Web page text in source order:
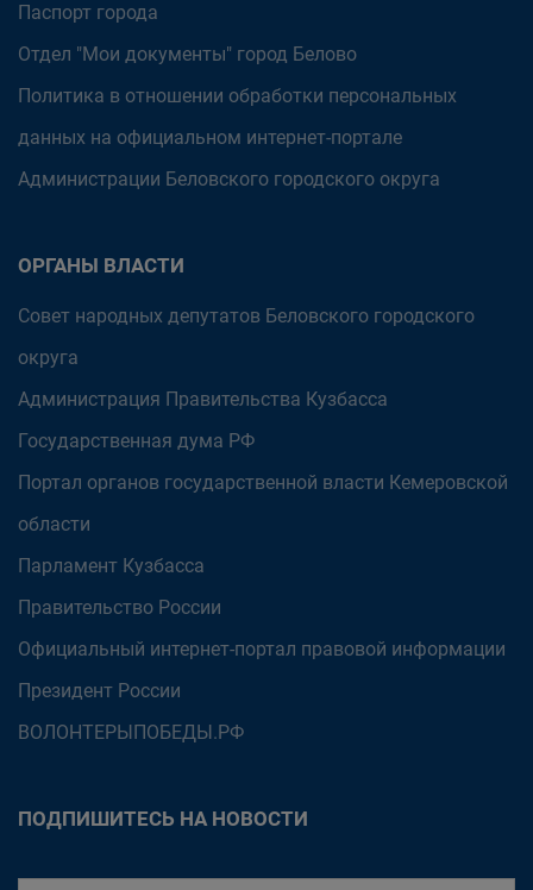
Паспорт города
Отдел "Мои документы" город Белово
Политика в отношении обработки персональных
данных на официальном интернет-портале
Администрации Беловского городского округа
ОРГАНЫ ВЛАСТИ
Совет народных депутатов Беловского городского
округа
Администрация Правительства Кузбасса
Государственная дума РФ
Портал органов государственной власти Кемеровской
области
Парламент Кузбасса
Правительство России
Официальный интернет-портал правовой информации
Президент России
ВОЛОНТЕРЫПОБЕДЫ.РФ
ПОДПИШИТЕСЬ НА НОВОСТИ